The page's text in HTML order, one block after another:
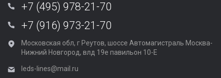
+7 (495) 978-21-70
+7 (916) 973-21-70
Московская обл, г Реутов, шоссе Автомагистраль Москва-
Нижний Новгород, влд 19е павильон 10-Е
leds-lines@mail.ru